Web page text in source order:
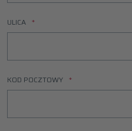
ULICA
KOD POCZTOWY